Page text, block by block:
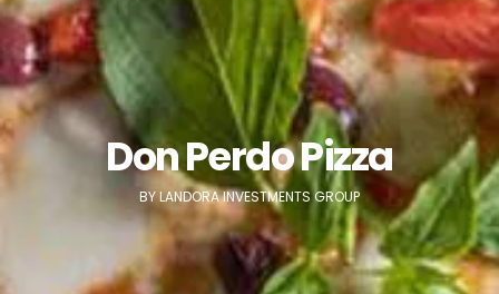
Don Perdo Pizza
BY LANDORA INVESTMENTS GROUP